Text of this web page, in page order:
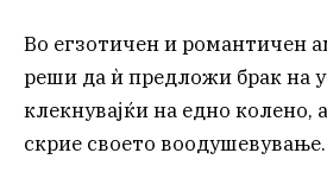
Во егзотичен и романтичен
реши да ѝ предложи брак на
клекнувајќи на едно колено,
скрие своето воодушевување.